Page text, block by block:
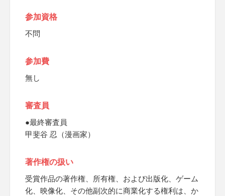
参加資格
不問
参加費
無し
審査員
●最終審査員
甲斐谷 忍（漫画家）
著作権の扱い
受賞作品の著作権、所有権、および出版化、ゲーム
化、映像化、その他副次的に商業化する権利は、か